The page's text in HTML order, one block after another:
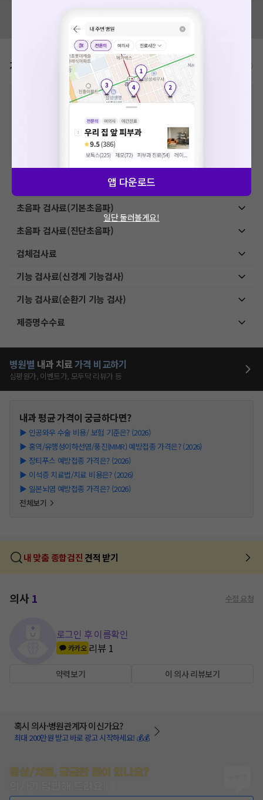
모두닥 팀에 알려주세요!
가격표 비급여/급여 진료란?
비급여 항목의 경우,추가비용 등으로 실제 가격과 상이할 수 있으니, 정확
한 가격은 해당 의료기관에 직접 문의해주세요.
격입니다. (진료와 연관된 복합적인 비용이 추가되어, 병원마다 금액이 다르게
산정될 수 있는 점 참고 바랍니다.)
※ 이벤트가, 할인가는VAT 포함
초음파 검사료(기본초음파)
초음파 검사료(진단초음파)
검체검사료
기능 검사료(신경계 기능검사)
기능 검사료(순환기 기능 검사)
제증명수수료
병원별 내과 치료가격 비교하기
심평원가, 이벤트가, 모두닥 리뷰가 등
내과평균 가격이 궁금하다면?
▶ 인공와우 수술 비용/ 보험 기준은? (2026)
▶ 홍역/유행성이하선염/풍진(MMR) 예방접종 가격은? (2026)
▶ 장티푸스 예방접종 가격은? (2026)
▶ 이석증 치료법/치료 비용은? (2026)
▶ 일본뇌염 예방접종 가격은? (2026)
전체보기
내 맞춤 종합검진 견적 받기
의사1 수정 요청
로그인 후 이름확인
카카오 리뷰 1
약력보기 이 의사 리뷰보기
혹시 의사·병원관계자 이신가요?
최대 200만원 받고 바로 광고 시작하세요! 💰💰
증상/치료, 궁금한 점이 있나요?
앱 다운로드
일단 둘러볼게요!